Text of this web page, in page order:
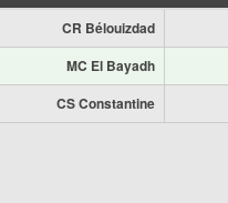
CR Bélouizdad
MC El Bayadh
CS Constantine